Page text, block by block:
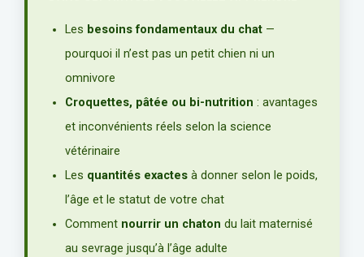
Les besoins fondamentaux du chat —
pourquoi il n’est pas un petit chien ni un
omnivore
Croquettes, pâtée ou bi-nutrition : avantages
et inconvénients réels selon la science
vétérinaire
Les quantités exactes à donner selon le poids,
l’âge et le statut de votre chat
Comment nourrir un chaton du lait maternisé
au sevrage jusqu’à l’âge adulte